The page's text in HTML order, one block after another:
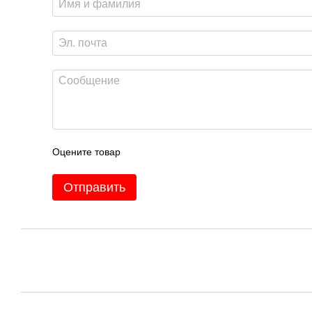
Оцените товар
Отправить